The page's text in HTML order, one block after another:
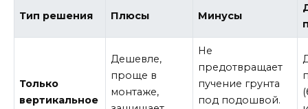
Тип решения Плюсы Минусы
Только
вертикальное
Дешевле,
проще в
монтаже,
Не
предотвращает
пучение грунта
под подошвой.